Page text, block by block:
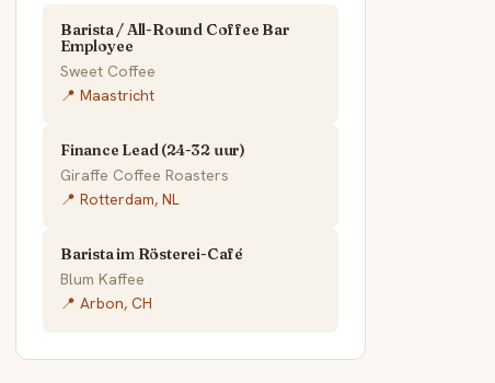
Barista / All-Round Coffee Bar
Employee
Sweet Coffee
📍 Maastricht
Finance Lead (24-32 uur)
Giraffe Coffee Roasters
📍 Rotterdam, NL
Barista im Rösterei-Café
Blum Kaffee
📍 Arbon, CH